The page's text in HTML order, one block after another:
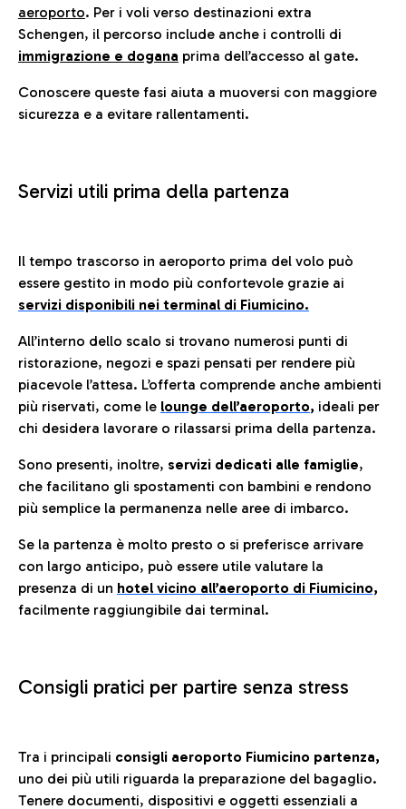
aeroporto. Per i voli verso destinazioni extra
Schengen, il percorso include anche i controlli di
immigrazione e dogana prima dell’accesso al gate.
Conoscere queste fasi aiuta a muoversi con maggiore
sicurezza e a evitare rallentamenti.
Servizi utili prima della partenza
Il tempo trascorso in aeroporto prima del volo può
essere gestito in modo più confortevole grazie ai
servizi disponibili nei terminal di Fiumicino.
All’interno dello scalo si trovano numerosi punti di
ristorazione, negozi e spazi pensati per rendere più
piacevole l’attesa. L’offerta comprende anche ambienti
più riservati, come le lounge dell’aeroporto, ideali per
chi desidera lavorare o rilassarsi prima della partenza.
Sono presenti, inoltre, servizi dedicati alle famiglie,
che facilitano gli spostamenti con bambini e rendono
più semplice la permanenza nelle aree di imbarco.
Se la partenza è molto presto o si preferisce arrivare
con largo anticipo, può essere utile valutare la
presenza di un hotel vicino all’aeroporto di Fiumicino,
facilmente raggiungibile dai terminal.
Consigli pratici per partire senza stress
Tra i principali consigli aeroporto Fiumicino partenza,
uno dei più utili riguarda la preparazione del bagaglio.
Tenere documenti, dispositivi e oggetti essenziali a